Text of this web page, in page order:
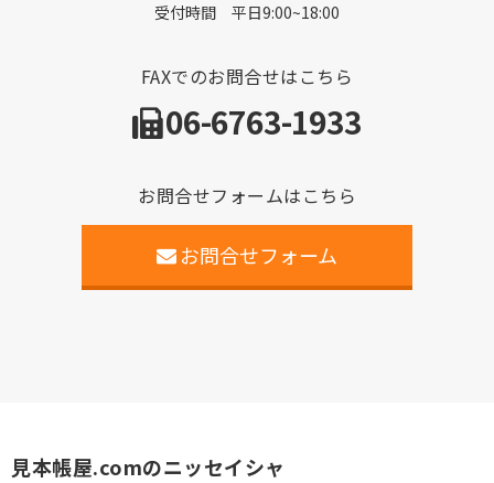
受付時間 平日9:00~18:00
FAXでのお問合せはこちら
06-6763-1933
お問合せフォームはこちら
お問合せフォーム
見本帳屋.comのニッセイシャ